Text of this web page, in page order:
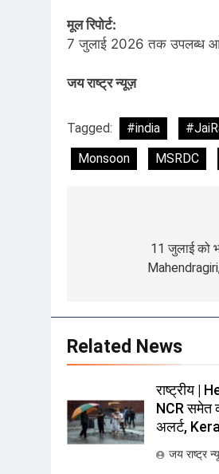
मूल रिपोर्ट:
7 जुलाई 2026 तक उपलब्ध
जय राष्ट्र न्यूज़
Tagged: #india
Monsoon
MSRDC
navigation11 जुलाई को
Related News
राष्ट्रीय |
NCR समेत
अलर्ट,
जय राष्ट्र